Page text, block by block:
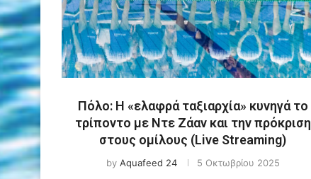
Πόλο: Η «ελαφρά ταξιαρχία» κυνηγά το
τρίποντο με Ντε Ζάαν και την πρόκριση
στους ομίλους (Live Streaming)
by Aquafeed 24 5 Οκτωβρίου 2025